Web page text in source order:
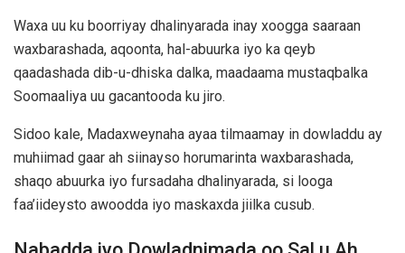
Waxa uu ku boorriyay dhalinyarada inay xoogga saaraan
waxbarashada, aqoonta, hal-abuurka iyo ka qeyb
qaadashada dib-u-dhiska dalka, maadaama mustaqbalka
Soomaaliya uu gacantooda ku jiro.
Sidoo kale, Madaxweynaha ayaa tilmaamay in dowladdu ay
muhiimad gaar ah siinayso horumarinta waxbarashada,
shaqo abuurka iyo fursadaha dhalinyarada, si looga
faa’iideysto awoodda iyo maskaxda jiilka cusub.